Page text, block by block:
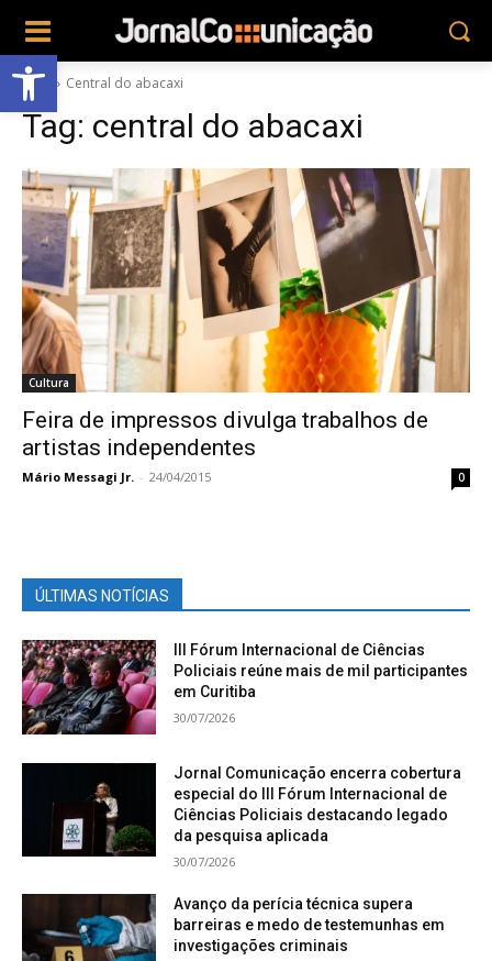
Abrir a barra de ferramentas
Tags Central do abacaxi
Tag: central do abacaxi
Cultura
Feira de impressos divulga trabalhos de
artistas independentes
Mário Messagi Jr. - 24/04/2015 0
ÚLTIMAS NOTÍCIAS
III Fórum Internacional de Ciências
Policiais reúne mais de mil participantes
em Curitiba
30/07/2026
Jornal Comunicação encerra cobertura
especial do III Fórum Internacional de
Ciências Policiais destacando legado
da pesquisa aplicada
30/07/2026
Avanço da perícia técnica supera
barreiras e medo de testemunhas em
investigações criminais